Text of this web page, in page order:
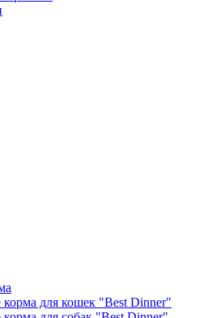
для кошек "Best Dinner"